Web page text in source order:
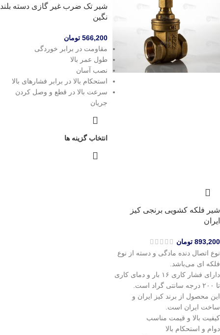
شیر فلکه کشویی برنجی کیز
ایران
893,200 تومان
نوع اتصال دنده مادگی و دسته از نوع
فلکه‌ ای می‌باشد.
دارای فشار کاری ۱۶ بار و دمای کاری
تا ۲۰۰ درجه سانتی گراد است.
این محصول از برند کیز ایران و
ساخت ایران است.
کیفیت بالا و قیمت مناسب
دوام و استحکام بالا
شیر تک ضرب غیر گازی دسته بلند
نگین
566,200 تومان
مقاومت در برابر خوردگی
طول عمر بالا
نصب آسان
استحکام بالا در برابر فشارهای بالا
سرعت بالا در قطع و وصل کردن
جریان
انتخاب گزینه ها